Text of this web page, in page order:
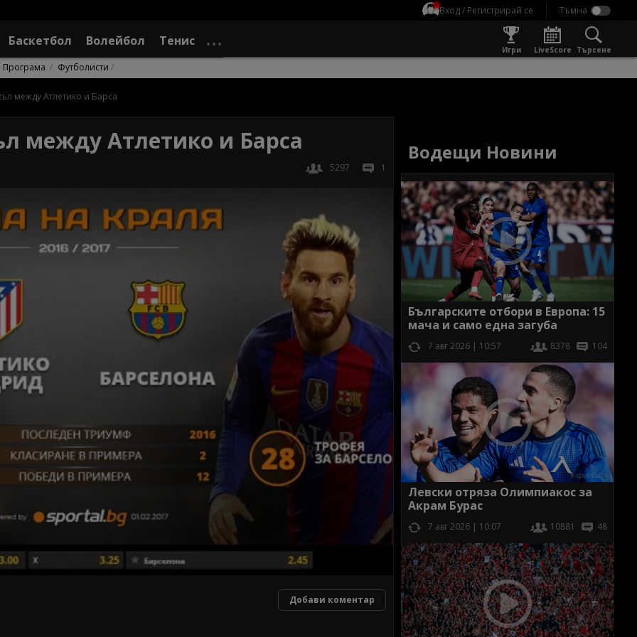
Вход / Регистрирай се
Баскетбол Волейбол Тенис
Игри LiveScore Търсене
Програма Футболисти
между Атлетико и Барса
между Атлетико и Барса
5297 1
Добави коментар
Водещи Новини
Българските отбори в Европа: 15
мача и само една загуба
7 авг 2026 | 10:57 8378 104
Левски отряза Олимпиакос за
Акрам Бурас
7 авг 2026 | 10:07 10881 48